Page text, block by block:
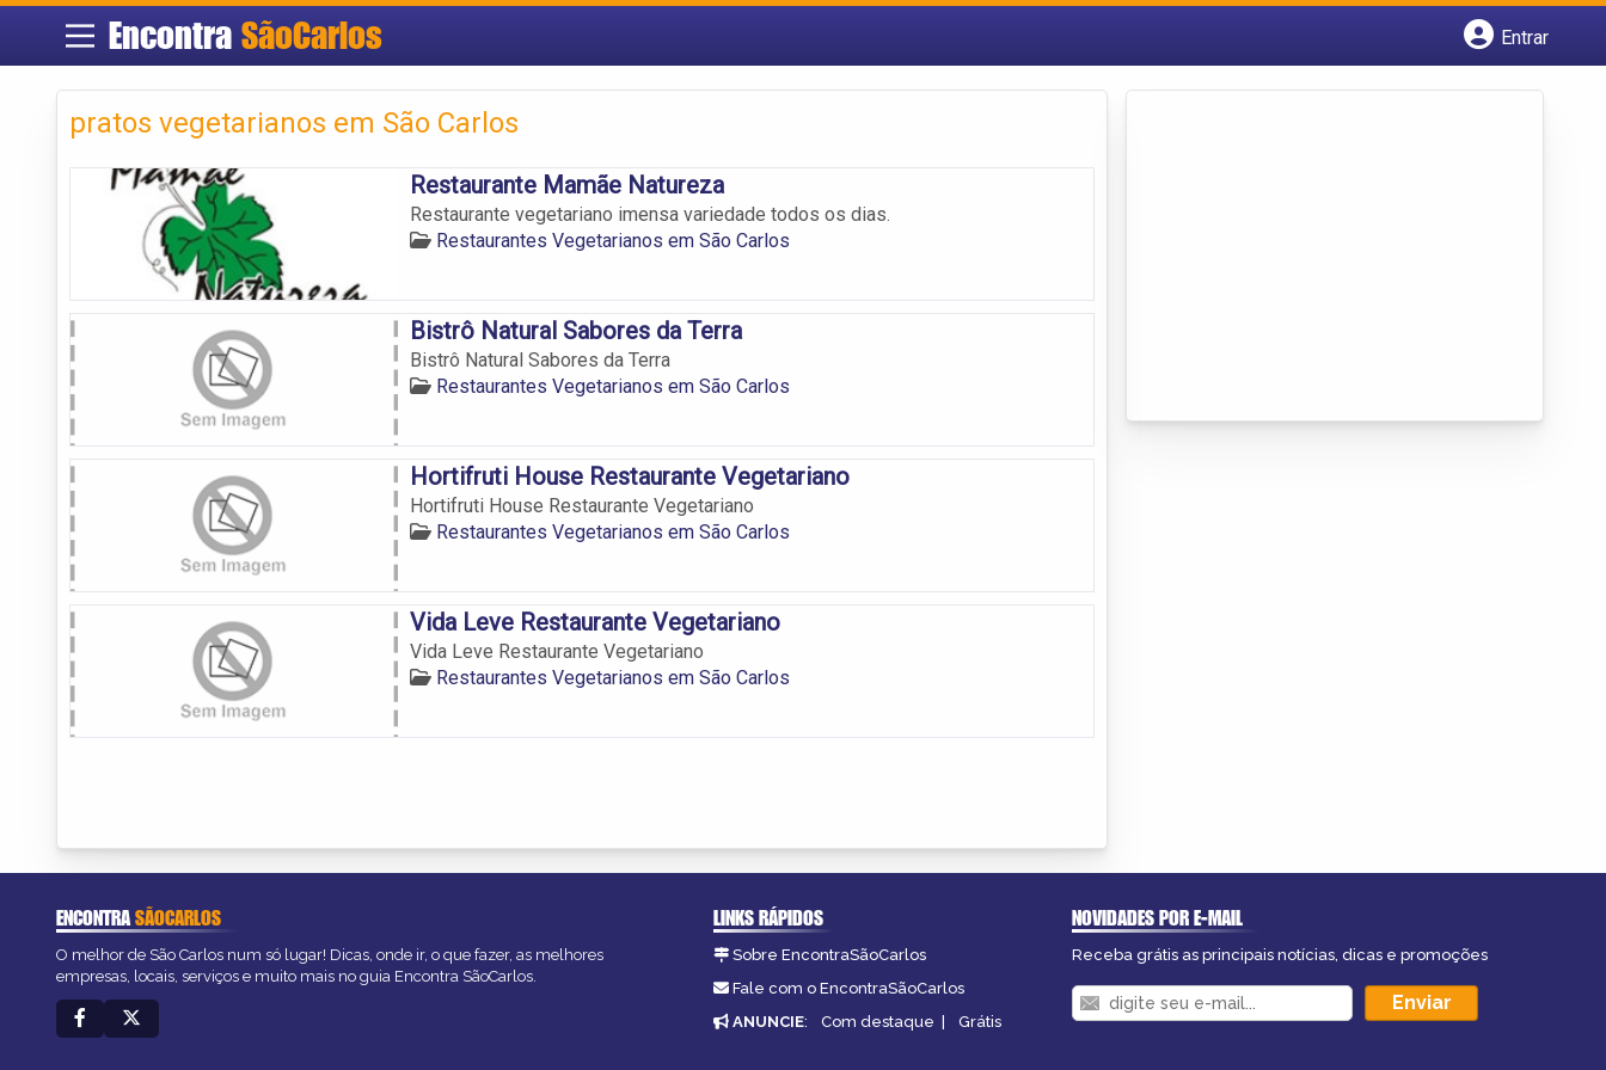
Encontra SãoCarlos
Entrar
pratos vegetarianos em São Carlos
Restaurante Mamãe Natureza
Restaurante vegetariano imensa variedade todos os dias.
Restaurantes Vegetarianos em São Carlos
Bistrô Natural Sabores da Terra
Bistrô Natural Sabores da Terra
Restaurantes Vegetarianos em São Carlos
Hortifruti House Restaurante Vegetariano
Hortifruti House Restaurante Vegetariano
Restaurantes Vegetarianos em São Carlos
Vida Leve Restaurante Vegetariano
Vida Leve Restaurante Vegetariano
Restaurantes Vegetarianos em São Carlos
ENCONTRASÃOCARLOS
O melhor de São Carlos num só lugar! Dicas, onde ir, o que fazer, as melhores
empresas, locais, serviços e muito mais no guia Encontra SãoCarlos.
LINKS RÁPIDOS
Sobre EncontraSãoCarlos
Fale com o EncontraSãoCarlos
ANUNCIE: Com destaque | Grátis
NOVIDADES POR E-MAIL
Receba grátis as principais notícias, dicas e promoções